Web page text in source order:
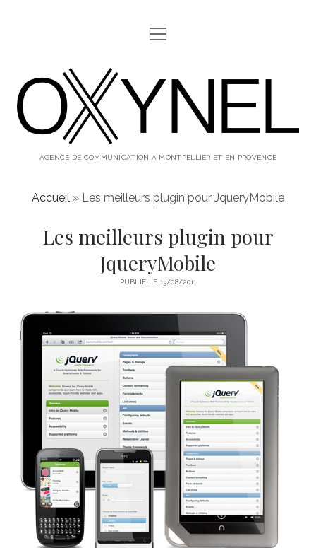
ABOUT
twitterinstagram
linkedin
ouvrir
menu
oxynel,
le
blog
AGENCE DE COMMUNICATION À MONTPELLIER ET EN PROVENCE
Accueil » Les meilleurs plugin pour JqueryMobile
Les meilleurs plugin pour
JqueryMobile
PUBLIÉ LE 13/08/2011